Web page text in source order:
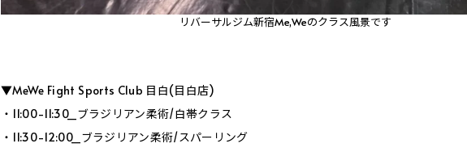
リバーサルジム新宿Me,Weのクラス風景です
▼MeWe Fight Sports Club 目白(目白店)
・11:00-11:30_ブラジリアン柔術/白帯クラス
・11:30-12:00_ブラジリアン柔術/スパーリング